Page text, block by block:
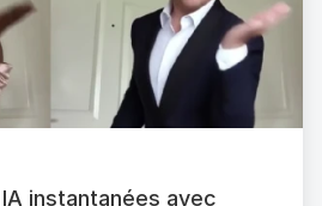
instantanées avec